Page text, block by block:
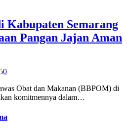
Kabupaten Semarang
Pangan Jajan Aman
0
Obat dan Makanan (BBPOM) di
komitmennya dalam…